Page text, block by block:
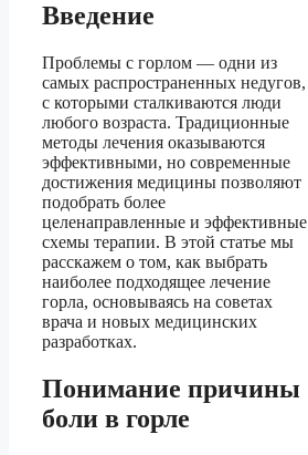
Введение
Проблемы с горлом — одни из
самых распространенных недугов,
с которыми сталкиваются люди
любого возраста. Традиционные
методы лечения оказываются
эффективными, но современные
достижения медицины позволяют
подобрать более
целенаправленные и эффективные
схемы терапии. В этой статье мы
расскажем о том, как выбрать
наиболее подходящее лечение
горла, основываясь на советах
врача и новых медицинских
разработках.
Понимание причины
боли в горле